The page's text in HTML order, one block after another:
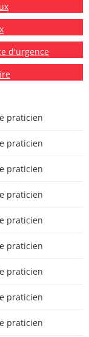
d'urgence
praticien
praticien
praticien
praticien
praticien
praticien
praticien
praticien
praticien